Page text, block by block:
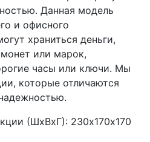
Данная модель
и офисного
храниться деньги,
или марок,
часы или ключи. Мы
которые отличаются
(ШхВхГ): 230х170х170